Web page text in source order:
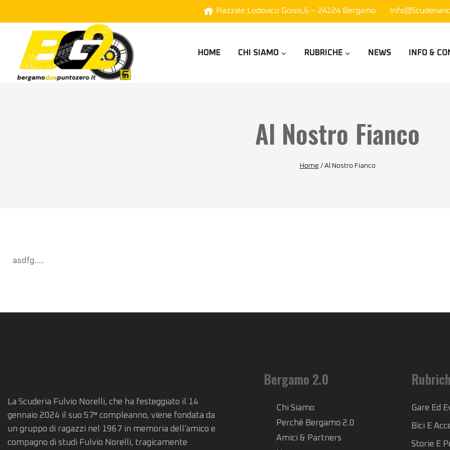
Piazzale Lodovico Goisis,6 – 24124 Bergamo
HOME CHI SIAMO RUBRICHE NEWS INFO &
Al Nostro Fianco
Home / Al Nostro Fianco
asdfg…..
La Scuderia Fulvio Norelli, che ha festeggiato il 14
gennaio 2024 il suo 57° compleanno, viene fondata da
un gruppo di ragazzi nel 1967 in memoria dell’amico e
compagno di studi Fulvio Norelli, tragicamente
Bergamo 2.0
Chi Siamo
Perché Bergamo 2.0
Amici & Partners
Gare Ed
Bici E
Storie E